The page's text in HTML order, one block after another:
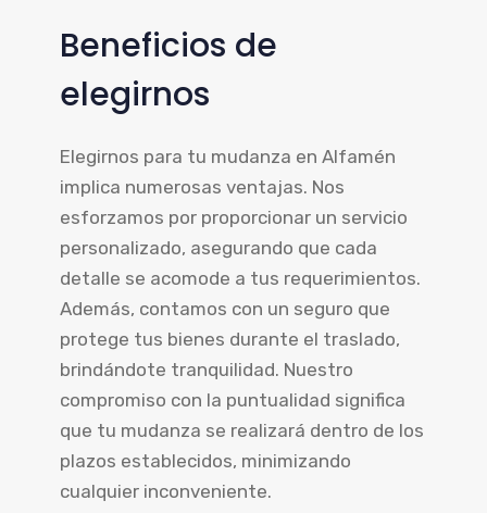
Beneficios de
elegirnos
Elegirnos para tu mudanza en Alfamén
implica numerosas ventajas. Nos
esforzamos por proporcionar un servicio
personalizado, asegurando que cada
detalle se acomode a tus requerimientos.
Además, contamos con un seguro que
protege tus bienes durante el traslado,
brindándote tranquilidad. Nuestro
compromiso con la puntualidad significa
que tu mudanza se realizará dentro de los
plazos establecidos, minimizando
cualquier inconveniente.